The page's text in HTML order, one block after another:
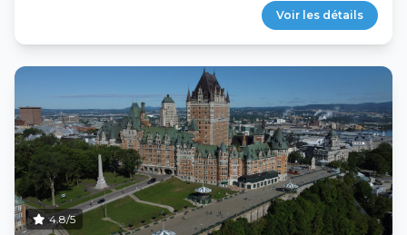
Voir les détails
4.8/5